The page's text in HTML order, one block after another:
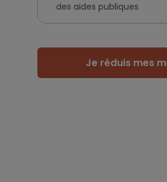
des aides publiques
Je réduis mes